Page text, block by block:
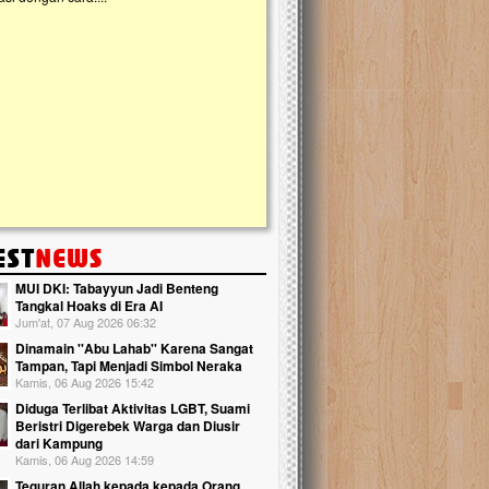
kebaikan ini. Abadikan harta dengan
Qur'an dan saksikan...
MUI DKI: Tabayyun Jadi Benteng
Tangkal Hoaks di Era AI
Jum'at, 07 Aug 2026 06:32
Dinamain ''Abu Lahab'' Karena Sangat
Tampan, Tapi Menjadi Simbol Neraka
Kamis, 06 Aug 2026 15:42
Diduga Terlibat Aktivitas LGBT, Suami
Beristri Digerebek Warga dan Diusir
dari Kampung
Kamis, 06 Aug 2026 14:59